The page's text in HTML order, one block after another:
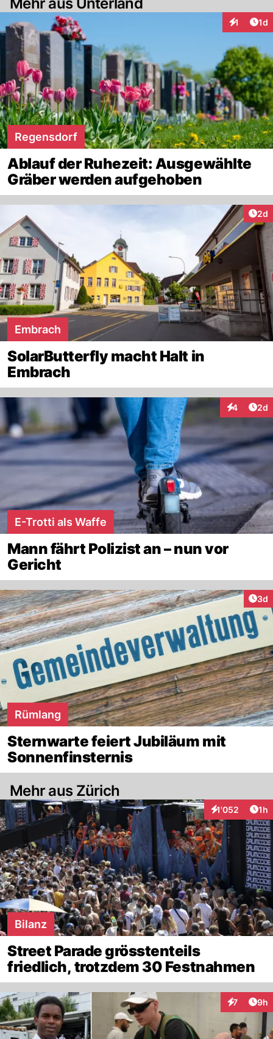
1 1d
Regensdorf
Ablauf der Ruhezeit: Ausgewählte
Gräber werden aufgehoben
2d
Embrach
SolarButterfly macht Halt in
Embrach
4 2d
E-Trotti als Waffe
Mann fährt Polizist an – nun vor
Gericht
3d
Rümlang
Sternwarte feiert Jubiläum mit
Sonnenfinsternis
Mehr aus Zürich
1'052
Interaktionen1h
Bilanz
Street Parade grösstenteils
friedlich, trotzdem 30 Festnahmen
7 9h